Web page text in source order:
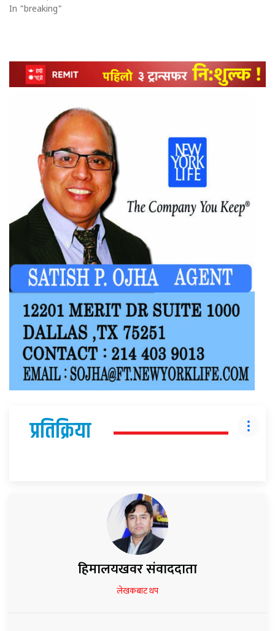
In "breaking"
प्रतिक्रिया
हिमालयखवर संवाददाता
लेखकबाट थप